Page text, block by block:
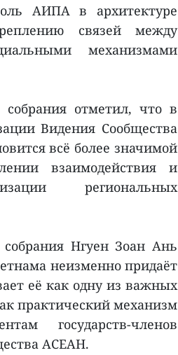
АИПА в архитектуре
связей между
механизмами
собрания отметил, что в
Видения Сообщества
всё более значимой
взаимодействия и
региональных
собрания Нгуен Зоан Ань
неизменно придаёт
её как одну из важных
практический механизм
государств-членов
АСЕАН.